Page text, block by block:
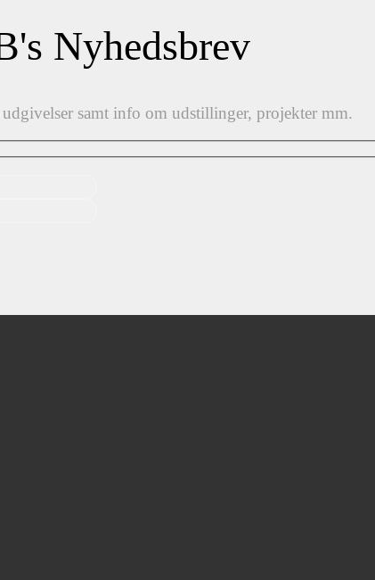
Nyhedsbrev
samt info om udstillinger, projekter mm.